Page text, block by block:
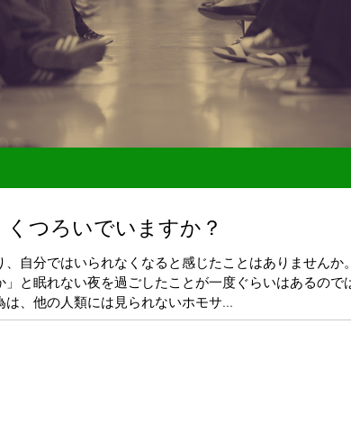
つろいでいますか？
自分ではいられなくなると感じたことはありませんか
と眠れない夜を過ごしたことが一度ぐらいはあるので
、他の人類には見られないホモサ...